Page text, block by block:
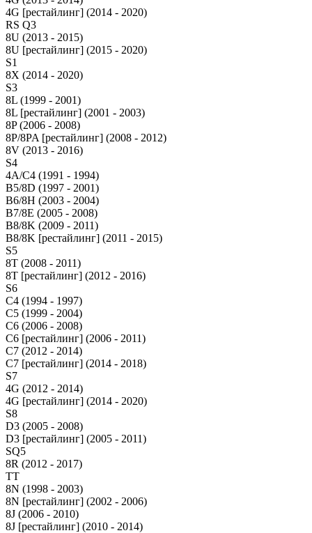
4G [рестайлинг] (2014 - 2020)
RS Q3
8U (2013 - 2015)
8U [рестайлинг] (2015 - 2020)
S1
8X (2014 - 2020)
S3
8L (1999 - 2001)
8L [рестайлинг] (2001 - 2003)
8P (2006 - 2008)
8P/8PA [рестайлинг] (2008 - 2012)
8V (2013 - 2016)
S4
4A/C4 (1991 - 1994)
B5/8D (1997 - 2001)
B6/8H (2003 - 2004)
B7/8E (2005 - 2008)
B8/8K (2009 - 2011)
B8/8K [рестайлинг] (2011 - 2015)
S5
8T (2008 - 2011)
8T [рестайлинг] (2012 - 2016)
S6
C4 (1994 - 1997)
C5 (1999 - 2004)
C6 (2006 - 2008)
C6 [рестайлинг] (2006 - 2011)
C7 (2012 - 2014)
C7 [рестайлинг] (2014 - 2018)
S7
4G (2012 - 2014)
4G [рестайлинг] (2014 - 2020)
S8
D3 (2005 - 2008)
D3 [рестайлинг] (2005 - 2011)
SQ5
8R (2012 - 2017)
TT
8N (1998 - 2003)
8N [рестайлинг] (2002 - 2006)
8J (2006 - 2010)
8J [рестайлинг] (2010 - 2014)